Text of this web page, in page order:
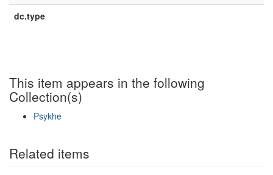
dc.type
This item appears in the following
Collection(s)
Psykhe
Related items